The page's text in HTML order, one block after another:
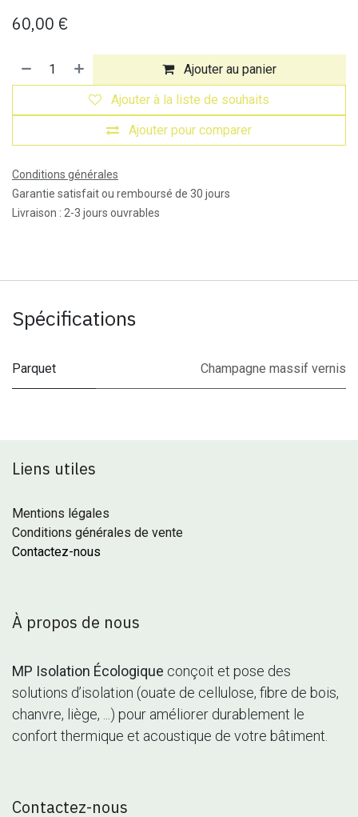
60,00 €
Ajouter au panier
Ajouter pour comparer
Ajouter à la liste de souhaits
Conditions générales
Garantie satisfait ou remboursé de 30 jours
Livraison : 2-3 jours ouvrables
Spécifications
Parquet Champagne massif vernis
Liens utiles
Mentions légales
Conditions générales de vente
Contactez-nous
À propos de nous
MP Isolation Écologique conçoit et pose des
solutions d’isolation (ouate de cellulose, fibre de bois,
chanvre, liège, ...) pour améliorer durablement le
confort thermique et acoustique de votre bâtiment.
Contactez-nous